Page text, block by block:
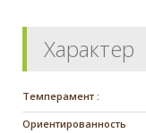
Характер
Темперамент :
Ориентированность